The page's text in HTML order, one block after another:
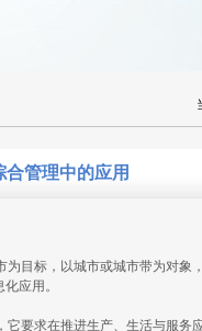
管理中的应用
目标，以城市或城市带为对象
应用。
要求在推进生产、生活与服务